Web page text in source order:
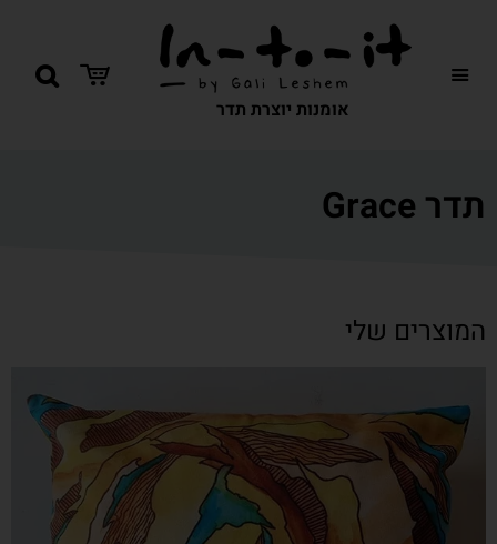
אומנות יוצרת תדר
תדר Grace
המוצרים שלי